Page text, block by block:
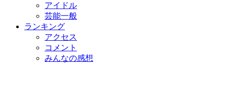
アイドル
芸能一般
ランキング
アクセス
コメント
みんなの感想